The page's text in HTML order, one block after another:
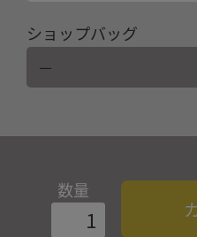
ショップバッグ
数量